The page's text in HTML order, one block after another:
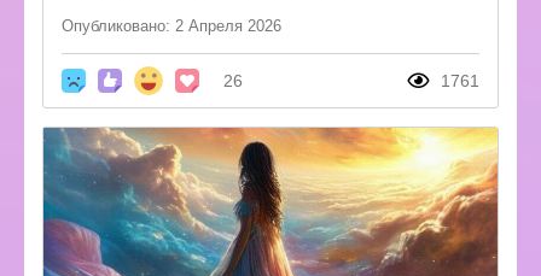
Опубликовано: 2 Апреля 2026
26 1761